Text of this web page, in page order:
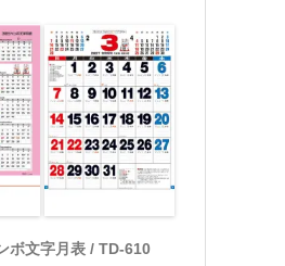
ボ文字月表 / TD-610